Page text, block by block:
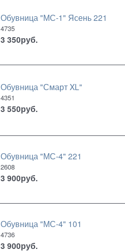
Обувница "МС-1" Ясень 221
4735
3 350руб.
Обувница "Смарт XL"
4351
3 550руб.
Обувница "МС-4" 221
2608
3 900руб.
Обувница "МС-4" 101
4736
3 900руб.